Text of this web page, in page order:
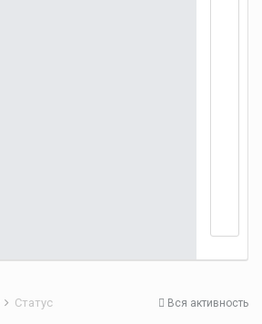
Вся активность
Статус